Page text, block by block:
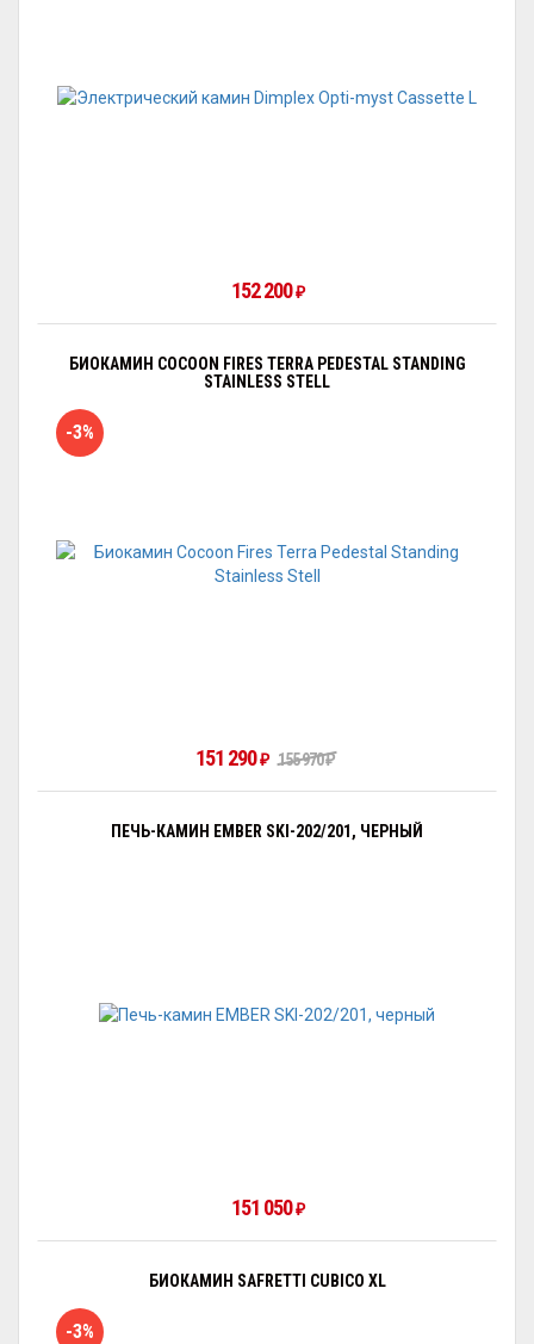
152 200₽
БИОКАМИН COCOON FIRES TERRA PEDESTAL STANDING
STAINLESS STELL
-3%
151 290₽ 155 970₽
ПЕЧЬ-КАМИН EMBER SKI-202/201, ЧЕРНЫЙ
151 050₽
БИОКАМИН SAFRETTI CUBICO XL
-3%